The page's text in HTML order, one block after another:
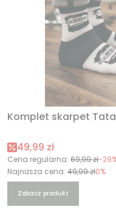
Komplet skarpet
Cena promocyjna
49,99 zł
Cena regularna: 69,99 zł-
Najniższa cena: 49,99 zł0%
Zobacz produkt